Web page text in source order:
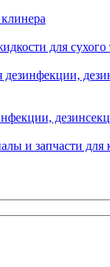
для сухого
дезинфекции,
и запчасти для